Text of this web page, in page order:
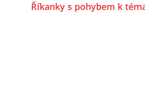
ROČNÍ PLÁN - INSPIRACE /DLE NOVÉHO
Říkanky s pohybem k